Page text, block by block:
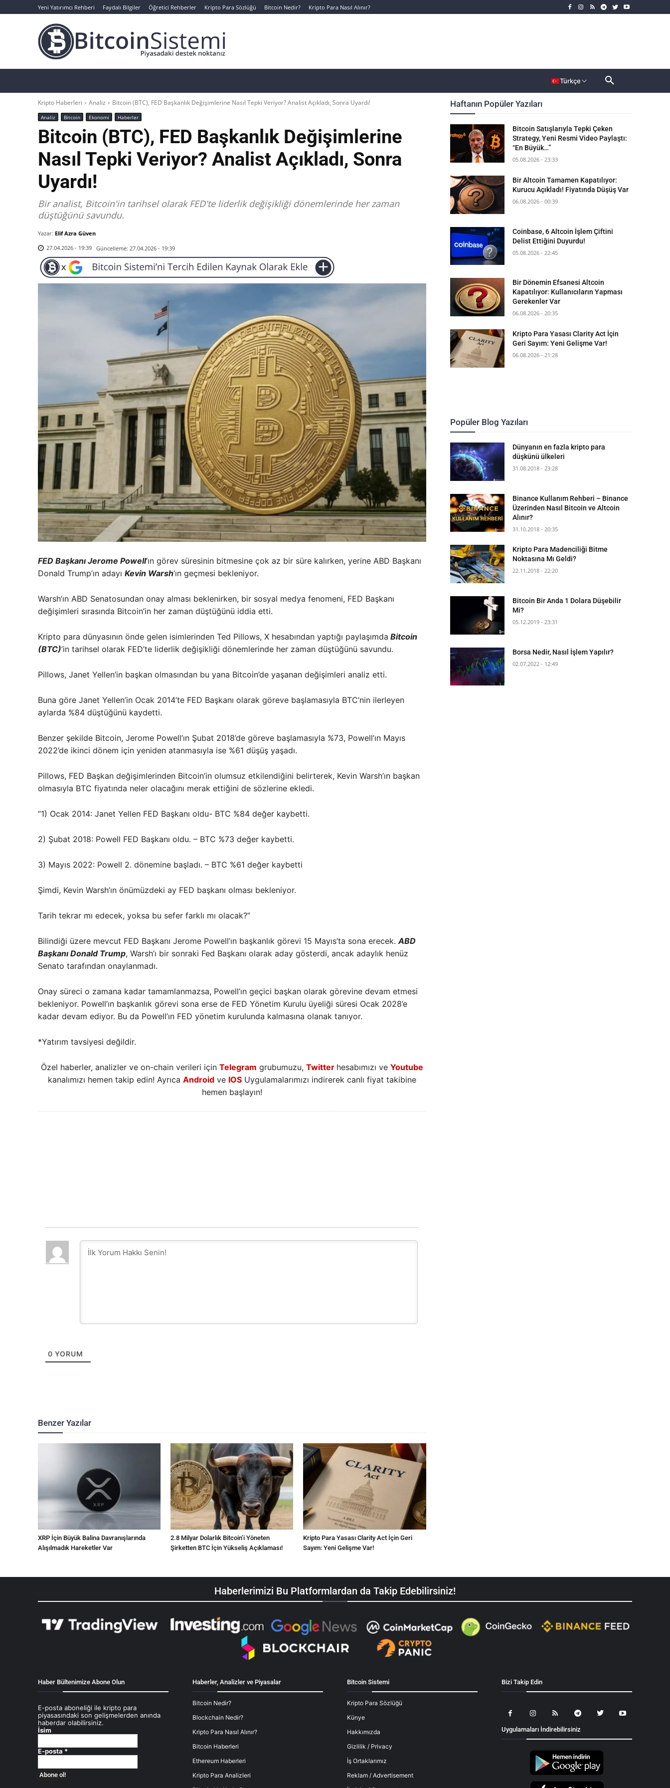
Yeni Yatırımcı Rehberi Faydalı Bilgiler Öğretici Rehberler Kripto Para Sözlüğü Bitcoin Nedir? Kripto Para Nasıl Alınır?
Türkçe
Kripto Haberleri Analiz Bitcoin (BTC), FED Başkanlık Değişimlerine Nasıl Tepki Veriyor? Analist Açıkladı, Sonra Uyardı!
Analiz Bitcoin Ekonomi Haberler
Bitcoin (BTC), FED Başkanlık Değişimlerine
Nasıl Tepki Veriyor? Analist Açıkladı, Sonra
Uyardı!
Bir analist, Bitcoin'in tarihsel olarak FED'te liderlik değişikliği dönemlerinde her zaman
düştüğünü savundu.
Yazar: Elif Azra Güven
27.04.2026 - 19:39 Güncelleme: 27.04.2026 - 19:39
FED Başkanı Jerome Powell‘ın görev süresinin bitmesine çok az bir süre kalırken, yerine ABD Başkanı
Donald Trump’ın adayı Kevin Warsh‘ın geçmesi bekleniyor.
Warsh’ın ABD Senatosundan onay alması beklenirken, bir sosyal medya fenomeni, FED Başkanı
değişimleri sırasında Bitcoin’in her zaman düştüğünü iddia etti.
Kripto para dünyasının önde gelen isimlerinden Ted Pillows, X hesabından yaptığı paylaşımda Bitcoin
(BTC)‘in tarihsel olarak FED’te liderlik değişikliği dönemlerinde her zaman düştüğünü savundu.
Pillows, Janet Yellen’in başkan olmasından bu yana Bitcoin’de yaşanan değişimleri analiz etti.
Buna göre Janet Yellen’in Ocak 2014’te FED Başkanı olarak göreve başlamasıyla BTC’nin ilerleyen
aylarda %84 düştüğünü kaydetti.
Benzer şekilde Bitcoin, Jerome Powell’ın Şubat 2018’de göreve başlamasıyla %73, Powell’ın Mayıs
2022’de ikinci dönem için yeniden atanmasıyla ise %61 düşüş yaşadı.
Pillows, FED Başkan değişimlerinden Bitcoin’in olumsuz etkilendiğini belirterek, Kevin Warsh’ın başkan
olmasıyla BTC fiyatında neler olacağını merak ettiğini de sözlerine ekledi.
“1) Ocak 2014: Janet Yellen FED Başkanı oldu- BTC %84 değer kaybetti.
2) Şubat 2018: Powell FED Başkanı oldu. – BTC %73 değer kaybetti.
3) Mayıs 2022: Powell 2. dönemine başladı. – BTC %61 değer kaybetti
Şimdi, Kevin Warsh’ın önümüzdeki ay FED başkanı olması bekleniyor.
Tarih tekrar mı edecek, yoksa bu sefer farklı mı olacak?”
Bilindiği üzere mevcut FED Başkanı Jerome Powell’ın başkanlık görevi 15 Mayıs’ta sona erecek.ABD
Başkanı Donald Trump, Warsh’ı bir sonraki Fed Başkanı olarak aday gösterdi, ancak adaylık henüz
Senato tarafından onaylanmadı.
Onay süreci o zamana kadar tamamlanmazsa, Powell’ın geçici başkan olarak görevine devam etmesi
bekleniyor. Powell’ın başkanlık görevi sona erse de FED Yönetim Kurulu üyeliği süresi Ocak 2028’e
kadar devam ediyor. Bu da Powell’ın FED yönetim kurulunda kalmasına olanak tanıyor.
*Yatırım tavsiyesi değildir.
Özel haberler, analizler ve on-chain verileri için Telegram grubumuzu, Twitter hesabımızı ve Youtube
kanalımızı hemen takip edin! Ayrıca Androidve IOSUygulamalarımızı indirerek canlı fiyat takibine
hemen başlayın!
0 YORUM
Benzer Yazılar
XRP İçin Büyük Balina Davranışlarında
Alışılmadık Hareketler Var
2.8 Milyar Dolarlık Bitcoin’i Yöneten
Şirketten BTC İçin Yükseliş Açıklaması!
Kripto Para Yasası Clarity Act İçin Geri
Sayım: Yeni Gelişme Var!
Haftanın Popüler Yazıları
Bitcoin Satışlarıyla Tepki Çeken
Strategy, Yeni Resmi Video Paylaştı:
“En Büyük…”
05.08.2026 - 23:33
Bir Altcoin Tamamen Kapatılıyor:
Kurucu Açıkladı! Fiyatında Düşüş Var
06.08.2026 - 00:39
Coinbase, 6 Altcoin İşlem Çiftini
Delist Ettiğini Duyurdu!
05.08.2026 - 22:45
Bir Dönemin Efsanesi Altcoin
Kapatılıyor: Kullanıcıların Yapması
Gerekenler Var
06.08.2026 - 20:35
Kripto Para Yasası Clarity Act İçin
Geri Sayım: Yeni Gelişme Var!
06.08.2026 - 21:28
Popüler Blog Yazıları
Dünyanın en fazla kripto para
düşkünü ülkeleri
31.08.2018 - 23:28
Binance Kullanım Rehberi – Binance
Üzerinden Nasıl Bitcoin ve Altcoin
Alınır?
31.10.2018 - 20:35
Kripto Para Madenciliği Bitme
Noktasına Mı Geldi?
22.11.2018 - 22:20
Bitcoin Bir Anda 1 Dolara Düşebilir
Mi?
05.12.2019 - 23:31
Borsa Nedir, Nasıl İşlem Yapılır?
02.07.2022 - 12:49
Haberlerimizi Bu Platformlardan da Takip Edebilirsiniz!
Haber Bültenimize Abone Olun
E-posta aboneliği ile kripto para
piyasasındaki son gelişmelerden anında
haberdar olabilirsiniz.
İsim
E-posta *
Haberler, Analizler ve Piyasalar
Bitcoin Nedir?
Blockchain Nedir?
Kripto Para Nasıl Alınır?
Bitcoin Haberleri
Ethereum Haberleri
Kripto Para Analizleri
Bitcoin Sistemi
Kripto Para Sözlüğü
Künye
Hakkımızda
Gizlilik / Privacy
İş Ortaklarımız
Reklam / Advertisement
Bizi Takip Edin
Uygulamaları İndirebilirsiniz